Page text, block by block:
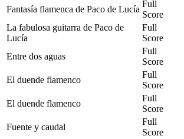
Fantasía flamenca de Paco de Lucía
Full
Score
La fabulosa guitarra de Paco de
Lucía
Full
Score
Entre dos aguas
Full
Score
El duende flamenco
Full
Score
El duende flamenco
Full
Score
Fuente y caudal
Full
Score